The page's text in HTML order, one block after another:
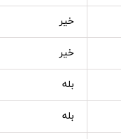
خیر
خیر
بله
بله